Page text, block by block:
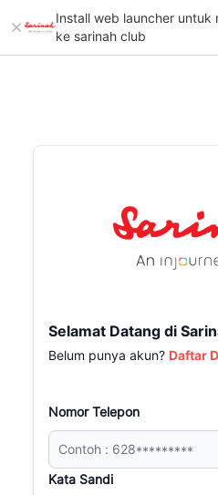
Install web launcher untuk
ke sarinah club
Selamat Datang di
Belum punya akun? Daftar
Nomor Telepon
Kata Sandi